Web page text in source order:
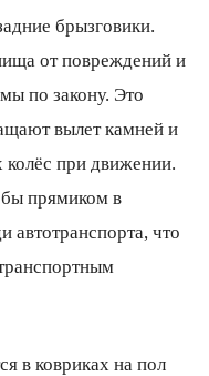
брызговики.
от повреждений и
по закону. Это
вылет камней и
колёс при движении.
прямиком в
автотранспорта, что
в ковриках на пол